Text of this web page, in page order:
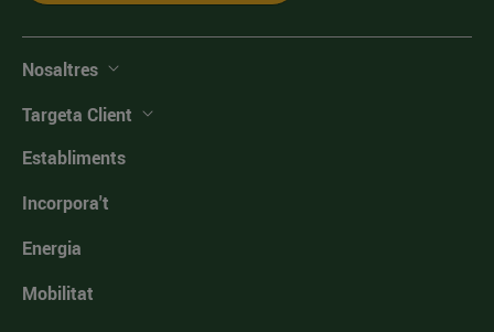
Nosaltres
Targeta Client
Establiments
Incorpora't
Energia
Mobilitat